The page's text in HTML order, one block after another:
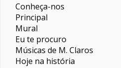
Conheça-nos
Principal
Mural
Eu te procuro
Músicas de M. Claros
Hoje na história